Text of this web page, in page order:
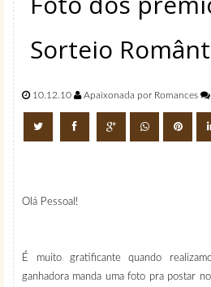
Sorteio
10.12.10 Apaixonada por Romances
Olá Pessoal!
É muito gratificante quando
ganhadora manda uma foto pra postar